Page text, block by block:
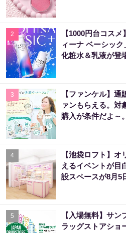
2
【1000円台コス
ィーナ ベーシッ
化粧水＆乳液が登
3
【ファンケル】
ァンもらえる。対
購入が条件だよ～。
4
【池袋ロフト】
えるイベントが目
設スペースが8月5
5
【入場無料】サ
ラッグストアショ